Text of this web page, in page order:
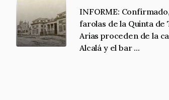
INFORME:
farolas de la Quinta de
Arias proceden de la
Alcalá y el bar ...